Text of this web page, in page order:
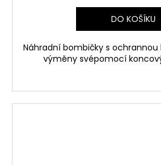
DO KOŠÍKU
Náhradní bombičky s
výměny svépomocí